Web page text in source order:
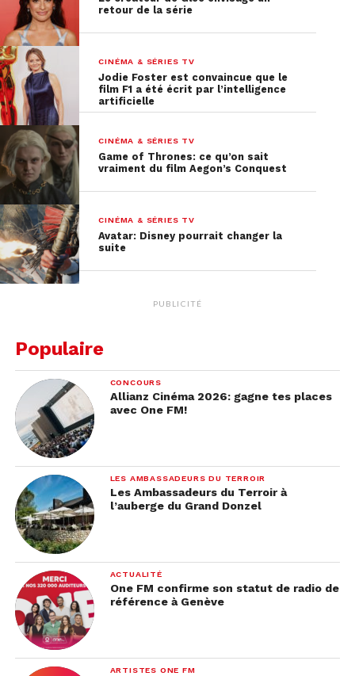
retour de la série
CINÉMA & SÉRIES TV
Jodie Foster est convaincue que le
film F1 a été écrit par l’intelligence
artificielle
CINÉMA & SÉRIES TV
Game of Thrones: ce qu’on sait
vraiment du film Aegon’s Conquest
CINÉMA & SÉRIES TV
Avatar: Disney pourrait changer la
suite
PUBLICITÉ
Populaire
CONCOURS
Allianz Cinéma 2026: gagne tes places
avec One FM!
LES AMBASSADEURS DU TERROIR
Les Ambassadeurs du Terroir à
l’auberge du Grand Donzel
ACTUALITÉ
One FM confirme son statut de radio de
référence à Genève
ARTISTES ONE FM